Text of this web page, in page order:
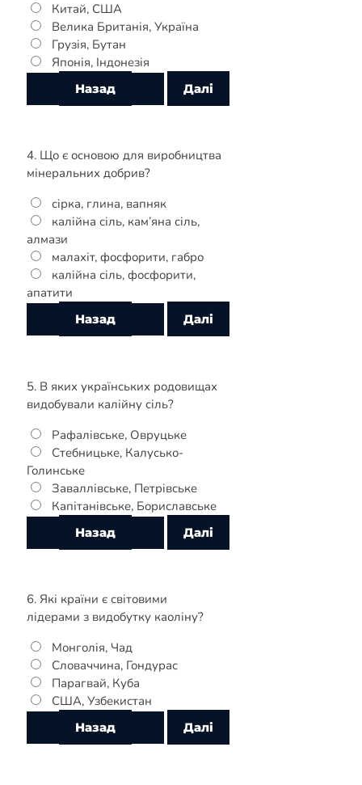
Китай, США
Велика Британія, Україна
Грузія, Бутан
Японія, Індонезія
4. Що є основою для виробництва
мінеральних добрив?
сірка, глина, вапняк
калійна сіль, кам’яна сіль,
алмази
малахіт, фосфорити, габро
калійна сіль, фосфорити,
апатити
5. В яких українських родовищах
видобували калійну сіль?
Рафалівське, Овруцьке
Стебницьке, Калусько-
Голинське
Заваллівське, Петрівське
Капітанівське, Бориславське
6. Які країни є світовими
лідерами з видобутку каоліну?
Монголія, Чад
Словаччина, Гондурас
Парагвай, Куба
США, Узбекистан